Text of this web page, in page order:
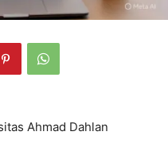
Ahmad Dahlan